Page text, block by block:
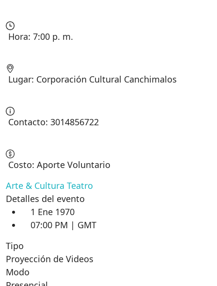
Hora: 7:00 p. m.
Lugar: Corporación Cultural Canchimalos
Contacto: 3014856722
Costo: Aporte Voluntario
Arte & Cultura Teatro
Detalles del evento
1 Ene 1970
07:00 PM | GMT
Tipo
Proyección de Videos
Modo